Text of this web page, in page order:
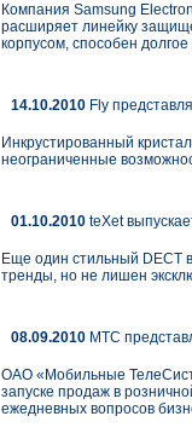
Компания Samsung
расширяет линейку
корпусом, способен
14.10.2010 Fly
Инкрустированный
неограниченные
01.10.2010 teXet
Еще один стильный DECT
тренды, но не лишен
08.09.2010 МТС
ОАО «Мобильные
запуске продаж в
ежедневных вопросов